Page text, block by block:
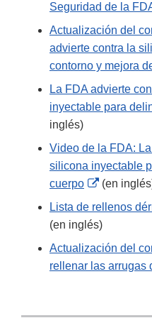
Seguridad de la
Actualización del
advierte contra la
contorno y mejora
La FDA advierte
inyectable para
inglés)
Video de la FDA:
silicona inyectable
cuerpo
External
Link
Disclaimer
(en
Lista de rellenos
(en inglés)
Actualización del
rellenar las arrugas